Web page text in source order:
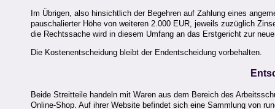
Im Übrigen, also hinsichtlich der Begehren auf Zahlung eines
pauschalierter Höhe von weiteren 2.000 EUR, jeweils zuzüglich
die Rechtssache wird in diesem Umfang an das Erstgericht zur
Die Kostenentscheidung bleibt der Endentscheidung vorbehalten.
Beide Streitteile handeln mit Waren aus dem Bereich des
Online-Shop. Auf ihrer Website befindet sich eine Sammlung von